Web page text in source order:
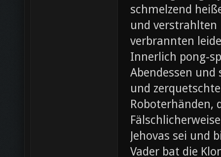
schmelzend
und verstrahlten
verbrannten
Innerlich pong-
Abendessen
und
Roboterhänden,
Jehovas sei und
Vader bat die